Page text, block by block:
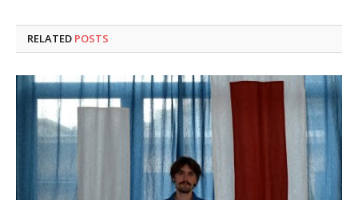
RELATED POSTS